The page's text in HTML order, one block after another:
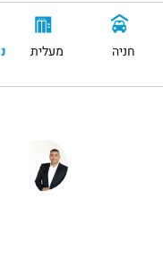
חניה מעלית